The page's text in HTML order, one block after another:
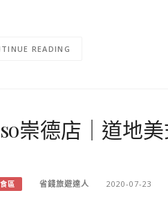
READING
崇德店｜道地
區 省錢旅遊達人 2020-07-23